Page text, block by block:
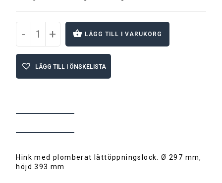
- + LÄGG TILL I VARUKORG
e
v
:
LÄGG TILL I ÖNSKELISTA
Hink med plomberat lättöppningslock. Ø 297 mm,
höjd 393 mm